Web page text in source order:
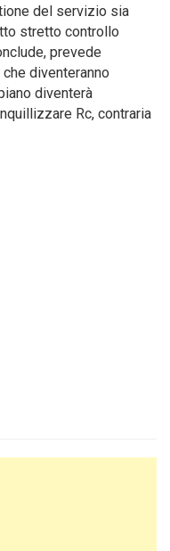
del servizio sia
stretto controllo
prevede
diventeranno
diventerà
Rc, contraria